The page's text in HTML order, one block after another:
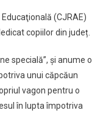
Aventură
(CJRAE)
copiilor din județ.
specială”, și anume o
unui căpcăun
vagon pentru o
în lupta împotriva